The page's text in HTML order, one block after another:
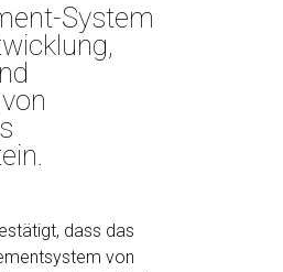
System
dass das
von